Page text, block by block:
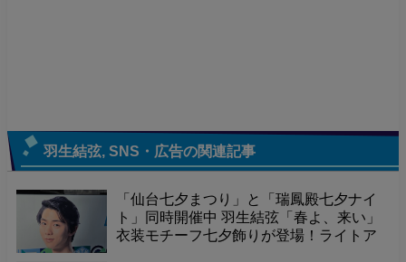
羽生結弦 SNS・広告の関連記事
「仙台七夕まつり」と「瑞鳳殿七夕ナイ
ト」同時開催中 羽生結弦「春よ、来い」
衣装モチーフ七夕飾りが登場！ライトア